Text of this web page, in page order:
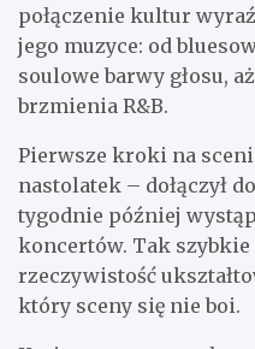
połączenie kultur
jego muzyce: od
soulowe barwy głosu,
brzmienia R&B.
Pierwsze kroki na
nastolatek – dołączył
tygodnie później
koncertów. Tak
rzeczywistość
który sceny się nie boi.